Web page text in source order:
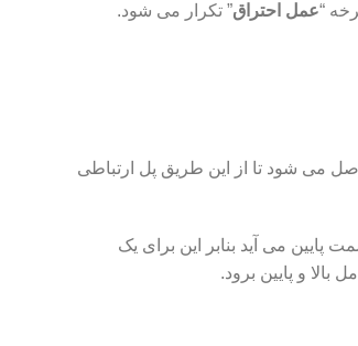
“عمل احتراق” تکرار می شود.
می شود تا از این طریق پل ارتباطی
پایین می آید بنابر این برای یک
و پایین برود.